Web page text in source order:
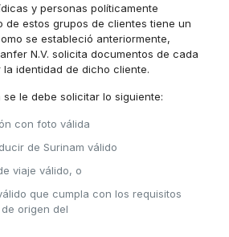
y personas políticamente
de estos grupos de clientes tiene un
se estableció anteriormente,
N.V. solicita documentos de cada
identidad de dicho cliente.
le debe solicitar lo siguiente:
con foto válida
de Surinam válido
viaje válido, o
que cumpla con los requisitos
origen del